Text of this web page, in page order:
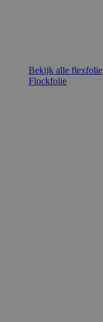
Bekijk alle flexfolie
Flockfolie